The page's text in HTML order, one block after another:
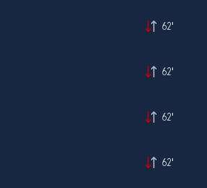
62'
62'
62'
62'